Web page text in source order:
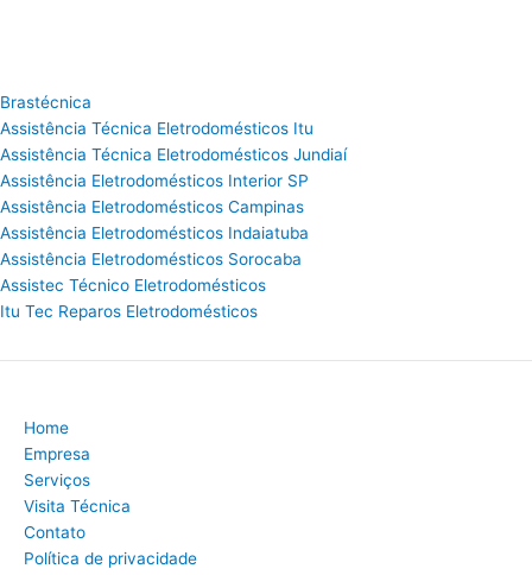
Brastécnica
Assistência Técnica Eletrodomésticos Itu
Assistência Técnica Eletrodomésticos Jundiaí
Assistência Eletrodomésticos Interior SP
Assistência Eletrodomésticos Campinas
Assistência Eletrodomésticos Indaiatuba
Assistência Eletrodomésticos Sorocaba
Assistec Técnico Eletrodomésticos
Itu Tec Reparos Eletrodomésticos
Home
Empresa
Serviços
Visita Técnica
Contato
Política de privacidade